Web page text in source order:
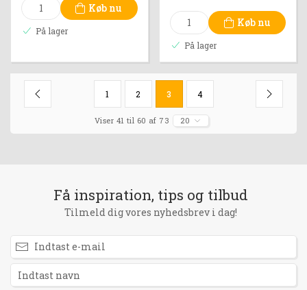
Køb nu
På lager
Køb nu
På lager
1 2 3 4
Viser 41 til 60 af 73 20
Få inspiration, tips og tilbud
Tilmeld dig vores nyhedsbrev i dag!